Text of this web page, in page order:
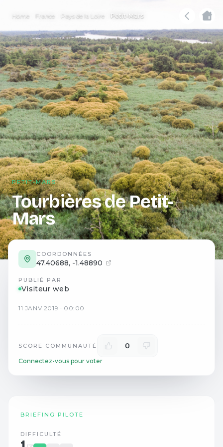
Home France Pays de la Loire Petit-Mars
PETIT-MARS
Tourbières de Petit-
Mars
COORDONNÉES
47.40688, -1.48890
PUBLIÉ PAR
Visiteur web
11 JANV 2019 · 00:00
SCORE COMMUNAUTÉ 0
Connectez-vous pour voter
BRIEFING PILOTE
DIFFICULTÉ